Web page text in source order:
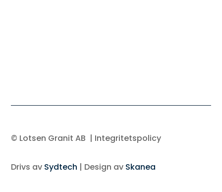
© Lotsen Granit AB | Integritetspolicy
Drivs av Sydtech | Design av Skanea